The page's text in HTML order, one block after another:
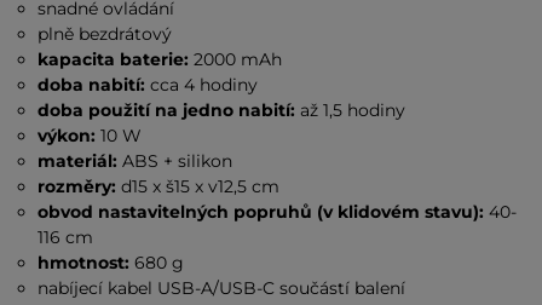
snadné ovládání
plně bezdrátový
kapacita baterie: 2000 mAh
doba nabití:cca 4 hodiny
doba použití na jedno nabití: až 1,5 hodiny
výkon:10 W
materiál:ABS + silikon
rozměry:d15 x š15 x v12,5 cm
obvod nastavitelných popruhů (v klidovém stavu): 40-
116 cm
hmotnost: 680 g
nabíjecí kabel USB-A/USB-C součástí balení